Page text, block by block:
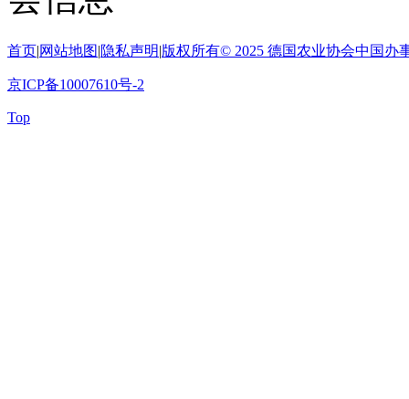
首页|网站地图|隐私声明|版权所有© 2025 德国农业协会中国办
京ICP备10007610号-2
Top